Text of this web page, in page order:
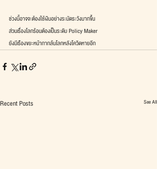
ช่วงนี้อาจจะต้องใช้เงินอย่างระมัดระวังมากขึ้น
ส่วนเรื่องโลกร้อนต้องเป็นระดับ Policy Maker
ยังมีเรืองขยะหน้ากากล้นโลกหลังโควิดหายอีก
Recent Posts See All